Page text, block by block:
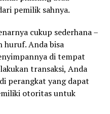
pemilik sahnya.
cukup sederhana –
huruf. Anda bisa
di tempat
transaksi, Anda
perangkat yang dapat
otoritas untuk